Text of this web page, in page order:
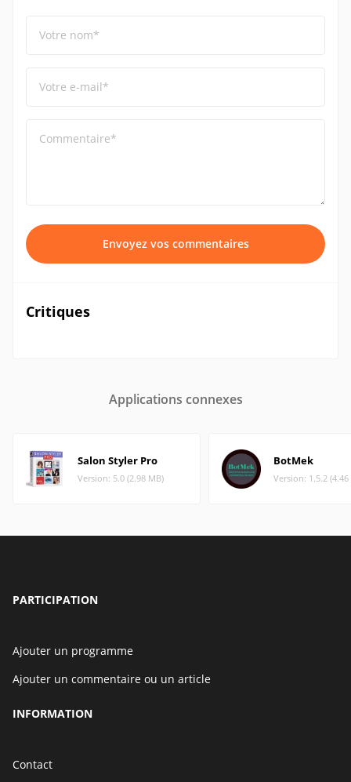
Votre nom*
Votre e-mail*
Commentaire*
Envoyez vos commentaires
Critiques
Applications connexes
Salon Styler Pro
Version: 5.0 (2.98 MB)
BotMek
Version: 1.5.2 (4.46
PARTICIPATION
Ajouter un programme
Ajouter un commentaire ou un article
INFORMATION
Contact